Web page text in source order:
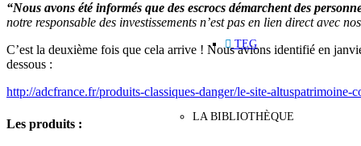
TEG
LA BIBLIOTHÈQUE
“Nous avons été informés que des escrocs démarchent des
notre responsable des investissements n’est pas en lien direct avec
C’est la deuxième fois que cela arrive ! Nous avions identifié en
dessous :
http://adcfrance.fr/produits-classiques-danger/le-site-altuspatrimoine-
Les produits :